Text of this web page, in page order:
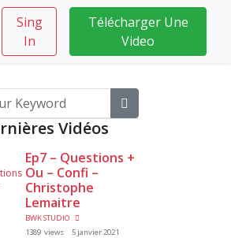
Sing
In
Télécharger Une
Video
Vidéos
Ep7 – Questions +
Ou – Confi –
Christophe
Lemaitre
BWK STUDIO
1389 views
5 janvier 2021